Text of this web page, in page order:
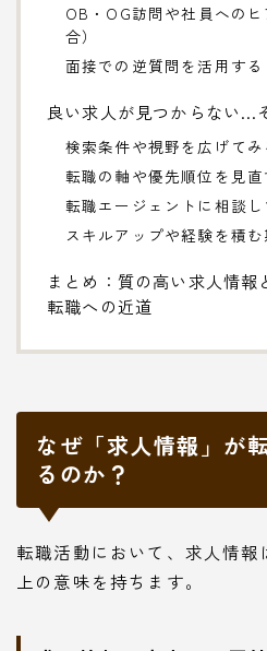
OB・OG訪問や社員への
合）
面接での逆質問を活用する
良い求人が見つからない…
検索条件や視野を広げてみ
転職の軸や優先順位を見直
転職エージェントに相談し
スキルアップや経験を積
まとめ：質の高い求人情報
転職への近道
なぜ「求人情報」が
るのか？
転職活動において、求人情
上の意味を持ちます。